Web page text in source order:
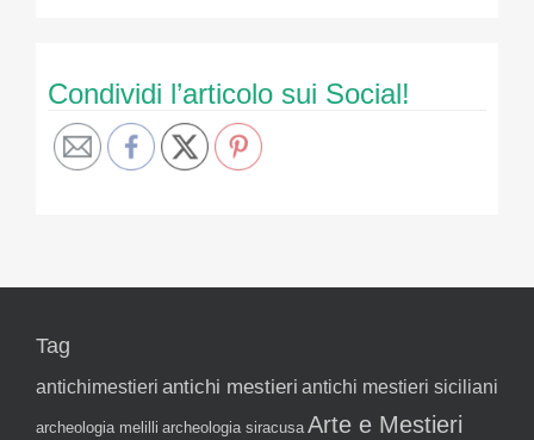
Condividi l’articolo sui Social!
Tag
antichimestieri antichi mestieri antichi mestieri siciliani
archeologia melilli archeologia siracusa Arte e Mestieri